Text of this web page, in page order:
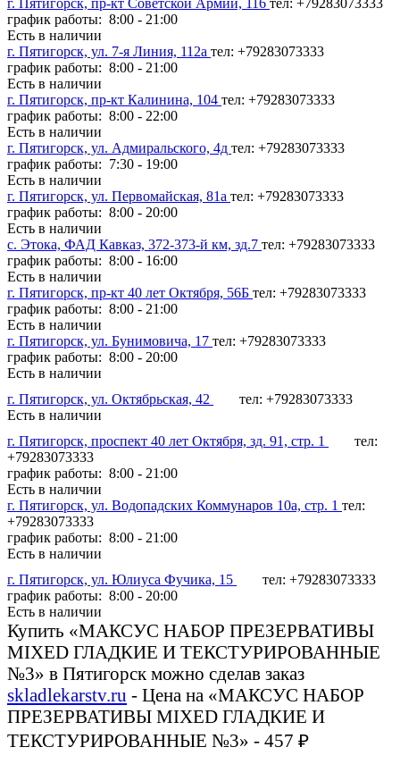
график работы: 8:00 - 21:00
Есть в наличии
г. Пятигорск, ул. 7-я Линия, 112а тел: +79283073333
график работы: 8:00 - 21:00
Есть в наличии
г. Пятигорск, пр-кт Калинина, 104 тел: +79283073333
график работы: 8:00 - 22:00
Есть в наличии
г. Пятигорск, ул. Адмиральского, 4д тел: +79283073333
график работы: 7:30 - 19:00
Есть в наличии
г. Пятигорск, ул. Первомайская, 81а тел: +79283073333
график работы: 8:00 - 20:00
Есть в наличии
с. Этока, ФАД Кавказ, 372-373-й км, зд.7 тел: +79283073333
график работы: 8:00 - 16:00
Есть в наличии
г. Пятигорск, пр-кт 40 лет Октября, 56Б тел: +79283073333
график работы: 8:00 - 21:00
Есть в наличии
г. Пятигорск, ул. Бунимовича, 17 тел: +79283073333
график работы: 8:00 - 20:00
Есть в наличии
г. Пятигорск, ул. Октябрьская, 42
тел: +79283073333
Есть в наличии
г. Пятигорск, проспект 40 лет Октября, зд. 91, стр. 1
тел:
+79283073333
график работы: 8:00 - 21:00
Есть в наличии
г. Пятигорск, ул. Водопадских Коммунаров 10а, стр. 1 тел:
+79283073333
график работы: 8:00 - 21:00
Есть в наличии
г. Пятигорск, ул. Юлиуса Фучика, 15
тел: +79283073333
график работы: 8:00 - 20:00
Есть в наличии
Купить «МАКСУС НАБОР ПРЕЗЕРВАТИВЫ
MIXED ГЛАДКИЕ И ТЕКСТУРИРОВАННЫЕ
№3» в Пятигорск можно сделав заказ
skladlekarstv.ru - Цена на «МАКСУС НАБОР
ПРЕЗЕРВАТИВЫ MIXED ГЛАДКИЕ И
ТЕКСТУРИРОВАННЫЕ №3» - 457 ₽